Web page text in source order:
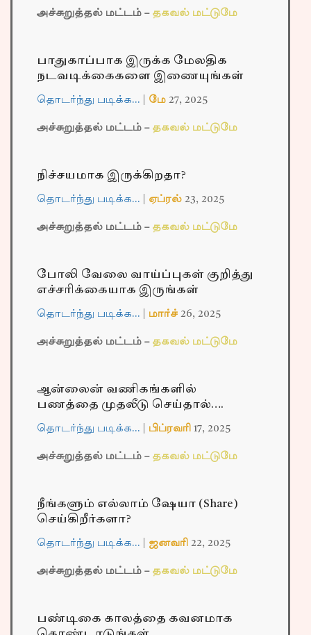
அச்சுறுத்தல் மட்டம் – தகவல் மட்டுமே
பாதுகாப்பாக இருக்க மேலதிக
நடவடிக்கைகளை இணையுங்கள்
தொடர்ந்து படிக்க… மே 27, 2025
அச்சுறுத்தல் மட்டம் – தகவல் மட்டுமே
நிச்சயமாக இருக்கிறதா?
தொடர்ந்து படிக்க… ஏப்ரல் 23, 2025
அச்சுறுத்தல் மட்டம் – தகவல் மட்டுமே
போலி வேலை வாய்ப்புகள் குறித்து
எச்சரிக்கையாக இருங்கள்
தொடர்ந்து படிக்க… மார்ச் 26, 2025
அச்சுறுத்தல் மட்டம் – தகவல் மட்டுமே
ஆன்லைன் வணிகங்களில்
பணத்தை முதலீடு செய்தால்….
தொடர்ந்து படிக்க… பிப்ரவரி 17, 2025
அச்சுறுத்தல் மட்டம் – தகவல் மட்டுமே
நீங்களும் எல்லாம் ஷேயா (Share)
செய்கிறீர்களா?
தொடர்ந்து படிக்க… ஜனவரி 22, 2025
அச்சுறுத்தல் மட்டம் – தகவல் மட்டுமே
பண்டிகை காலத்தை கவனமாக